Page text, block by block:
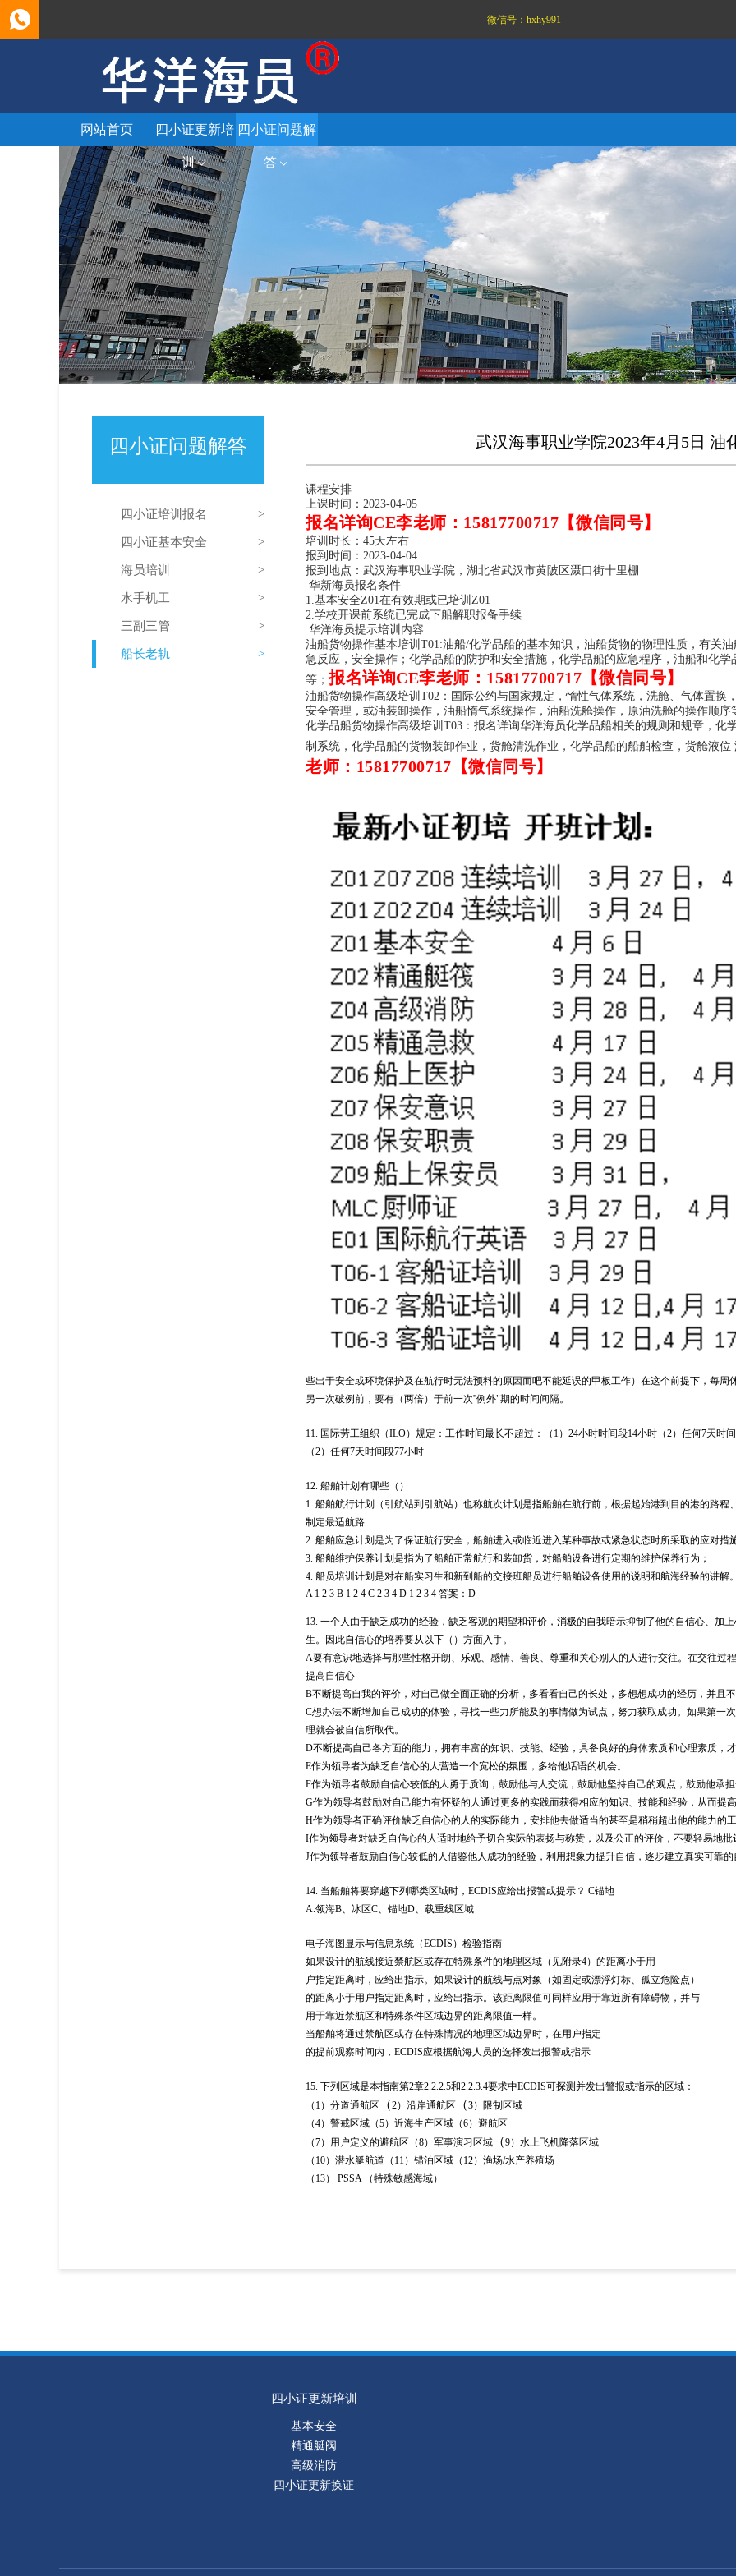
网站首页 四小证更新培
训
四小证问题解
答
四小证问题解答
四小证培训报名
四小证基本安全
海员培训
水手机工
三副三管
船长老轨
武汉海事职业学院2023年4月5日 油
课程安排
上课时间：2023-04-05
报名详询CE李老师：15817700717【微信同号】
培训时长：45天左右
报到时间：2023-04-04
报到地点：武汉海事职业学院，湖北省武汉市黄陂区滠口街十里棚
华新海员报名条件
1.基本安全Z01在有效期或已培训Z01
2.学校开课前系统已完成下船解职报备手续
华洋海员提示培训内容
油船货物操作基本培训T01:油船/化学品船的基本知识，油船货物的物理性质，有关
急反应，安全操作；化学品船的防护和安全措施，化学品船的应急程序，油船和化
等； 报名详询CE李老师：15817700717【微信同号】
油船货物操作高级培训T02：国际公约与国家规定，惰性气体系统，洗舱、气体置换
安全管理，或油装卸操作，油船惰气系统操作，油船洗舱操作，原油洗舱的操作顺序
化学品船货物操作高级培训T03：报名详询华洋海员化学品船相关的规则和规章，化
制系统，化学品船的货物装卸作业，货舱清洗作业，化学品船的船舶检查，货舱液
老师：15817700717【微信同号】
些出于安全或环境保护及在航行时无法预料的原因而吧不能延误的甲板工作）在这个前提下，每周
另一次破例前，要有（两倍）于前一次''例外"期的时间间隔。
11. 国际劳工组织（ILO）规定：工作时间最长不超过：（ 1） 24小时时间段14小时（2）任何7天时
（2）任何7天时间段77小时
12. 船舶计划有哪些（）
1. 船舶航行计划（引航站到引航站）也称航次计划是指船舶在航行前，根据起始港到目的港的路程
制定最适航路
2. 船舶应急计划是为了保证航行安全，船舶进入或临近进入某种事故或紧急状态时所采取的应对措
3. 船舶维护保养计划是指为了船舶正常航行和装卸货，对船舶设备进行定期的维护保养行为；
4. 船员培训计划是对在船实习生和新到船的交接班船员进行船舶设备使用的说明和航海经验的讲解
A 1 2 3 B 1 2 4 C 2 3 4 D 1 2 3 4 答案： D
13. 一个人由于缺乏成功的经验，缺乏客观的期望和评价，消极的自我暗示抑制了他的自信心、加
生。因此自信心的培养要从以下（）方面入手。
A要有意识地选择与那些性格开朗、乐观、感情、善良、尊重和关心别人的人进行交往。在交往过
提高自信心
B不断提高自我的评价，对自己做全面正确的分析，多看看自己的长处，多想想成功的经历，并且
C想办法不断增加自己成功的体验，寻找一些力所能及的事情做为试点，努力获取成功。如果第一
理就会被自信所取代。
D不断提高自己各方面的能力，拥有丰富的知识、技能、经验，具备良好的身体素质和心理素质，
E作为领导者为缺乏自信心的人营造一个宽松的氛围，多给他话语的机会。
F作为领导者鼓励自信心较低的人勇于质询，鼓励他与人交流，鼓励他坚持自己的观点，鼓励他承
G作为领导者鼓励对自己能力有怀疑的人通过更多的实践而获得相应的知识、技能和经验，从而提
H作为领导者正确评价缺乏自信心的人的实际能力，安排他去做适当的甚至是稍稍超出他的能力的
I作为领导者对缺乏自信心的人适时地给予切合实际的表扬与称赞，以及公正的评价，不要轻易地批
J作为领导者鼓励自信心较低的人借鉴他人成功的经验，利用想象力提升自信，逐步建立真实可靠的
14. 当船舶将要穿越下列哪类区域时， ECDIS应给出报警或提示？ C锚地
A.领海B、冰区C、锚地D、载重线区域
电子海图显示与信息系统（ECDIS ）检验指南
如果设计的航线接近禁航区或存在特殊条件的地理区域（见附录4）的距离小于用
户指定距离时，应给出指示。如果设计的航线与点对象（如固定或漂浮灯标、孤立危险点）
的距离小于用户指定距离时，应给出指示。该距离限值可同样应用于靠近所有障碍物，并与
用于靠近禁航区和特殊条件区域边界的距离限值一样。
当船舶将通过禁航区或存在特殊情况的地理区域边界时，在用户指定
的提前观察时间内， ECDIS应根据航海人员的选择发出报警或指示
15. 下列区域是本指南第2章2.2.2.5和2.2.3.4要求中ECDIS可探测并发出警报或指示的区域：
（ 1） 分道通航区 （2） 沿岸通航区 （3） 限制区域
（4） 警戒区域 （5） 近海生产区域 （6） 避航区
（7） 用户定义的避航区 （8） 军事演习区域 （9） 水上飞机降落区域
（ 10） 潜水艇航道 （ 11） 锚泊区域 （ 12） 渔场/水产养殖场
（ 13） PSSA （特殊敏感海域）
四小证更新培训
基本安全
精通艇阀
高级消防
四小证更新换证
微信号： hxhy991